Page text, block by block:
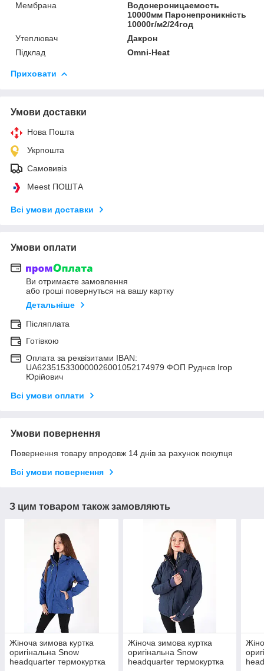
Мембрана
Водонероницаемость
10000мм Паронепроникність
10000г/м2/24год
Утеплювач
Дакрон
Підклад
Omni-Heat
Приховати
Умови доставки
Нова Пошта
Укрпошта
Самовивіз
Meest ПОШТА
Всі умови доставки
Умови оплати
Ви отримаєте замовлення
або гроші повернуться на вашу картку
Детальніше
Післяплата
Готівкою
Оплата за реквізитами IBAN:
UA623515330000026001052174979 ФОП Руднєв Ігор
Юрійович
Всі умови оплати
Умови повернення
Повернення товару впродовж 14 днів за рахунок покупця
Всі умови повернення
З цим товаром також замовляють
Жіноча зимова куртка
оригінальна Snow
headquarter термокуртка
Жіноча зимова куртка
оригінальна Snow
headquarter термокуртка